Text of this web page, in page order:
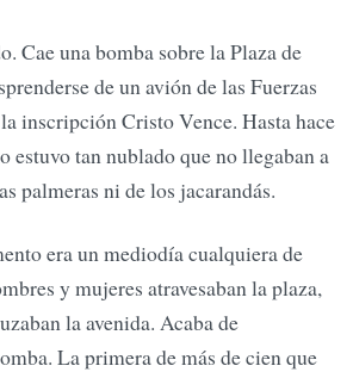
Cae una bomba sobre la Plaza de
de un avión de las Fuerzas
inscripción Cristo Vence. Hasta hace
estuvo tan nublado que no llegaban a
palmeras ni de los jacarandás.
era un mediodía cualquiera de
y mujeres atravesaban la plaza,
la avenida. Acaba de
La primera de más de cien que